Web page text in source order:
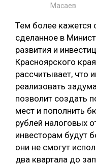
Масаев
Тем более кажется
сделанное в
развития и
Красноярского
рассчитывает, что
реализовать
позволит создать
мест и пополнить
рублей налоговых
инвесторам будут
они не смогут
два квартала до